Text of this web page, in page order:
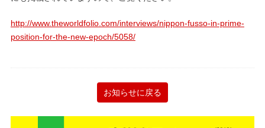
http://www.theworldfolio.com/interviews/nippon-fusso-in-prime-
position-for-the-new-epoch/5058/
お知らせに戻る